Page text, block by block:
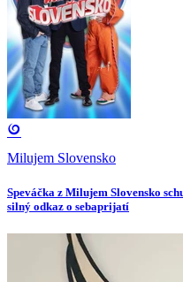
Milujem Slovensko
Speváčka z Milujem Slovensko
silný odkaz o sebaprijatí